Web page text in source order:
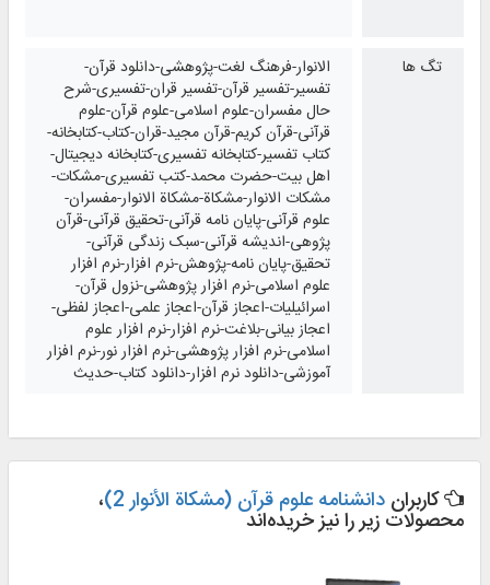
تگ ها
الانوار-فرهنگ لغت-پژوهشی-دانلود قرآن-
تفسیر-تفسیر قرآن-تفسیر قران-تفسیری-شرح
حال مفسران-علوم اسلامی-علوم قرآن-علوم
قرآنی-قرآن کریم-قرآن مجید-قران-کتاب-کتابخانه-
کتاب تفسیر-کتابخانه تفسیری-کتابخانه دیجیتال-
اهل بیت-حضرت محمد-کتب تفسیری-مشکات-
مشکات الانوار-مشکاة-مشکاة الانوار-مفسران-
علوم قرآنی-پایان نامه قرآنی-تحقیق قرآنی-قرآن
پژوهی-اندیشه قرآنی-سبک زندگی قرآنی-
تحقیق-پایان نامه-پژوهش-نرم افزار-نرم افزار
علوم اسلامی-نرم افزار پژوهشی-نزول قرآن-
اسرائیلیات-اعجاز قرآن-اعجاز علمی-اعجاز لفظی-
اعجاز بیانی-بلاغت-نرم افزار-نرم افزار علوم
اسلامی-نرم افزار پژوهشی-نرم افزار نور-نرم افزار
آموزشی-دانلود نرم افزار-دانلود کتاب-حدیث
کاربران دانشنامه علوم قرآن (مشکاة الأنوار 2) ،
محصولات زیر را نیز خریده‌اند